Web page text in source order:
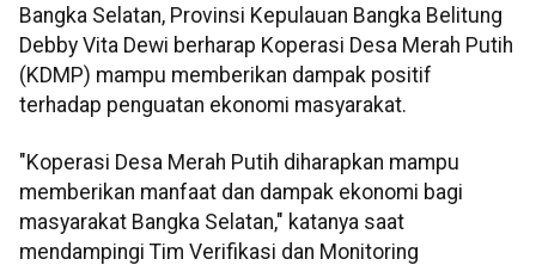
Bangka Selatan, Provinsi Kepulauan Bangka Belitung
Debby Vita Dewi berharap Koperasi Desa Merah Putih
(KDMP) mampu memberikan dampak positif
terhadap penguatan ekonomi masyarakat.
"Koperasi Desa Merah Putih diharapkan mampu
memberikan manfaat dan dampak ekonomi bagi
masyarakat Bangka Selatan," katanya saat
mendampingi Tim Verifikasi dan Monitoring